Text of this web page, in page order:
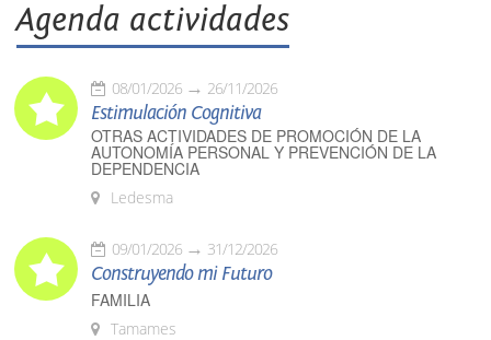
Agenda actividades
08/01/2026 26/11/2026
Estimulación Cognitiva
OTRAS ACTIVIDADES DE PROMOCIÓN DE LA
AUTONOMÍA PERSONAL Y PREVENCIÓN DE LA
DEPENDENCIA
Ledesma
09/01/2026 31/12/2026
Construyendo mi Futuro
FAMILIA
Tamames